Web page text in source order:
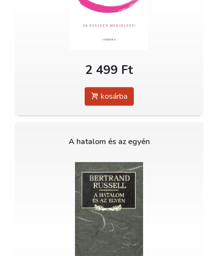
2 499 Ft
kosárba
A hatalom és az egyén